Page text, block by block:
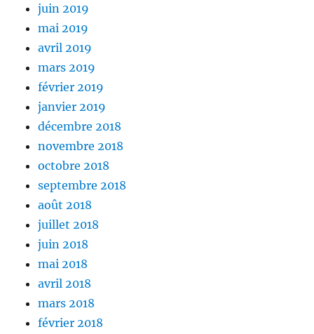
juin 2019
mai 2019
avril 2019
mars 2019
février 2019
janvier 2019
décembre 2018
novembre 2018
octobre 2018
septembre 2018
août 2018
juillet 2018
juin 2018
mai 2018
avril 2018
mars 2018
février 2018